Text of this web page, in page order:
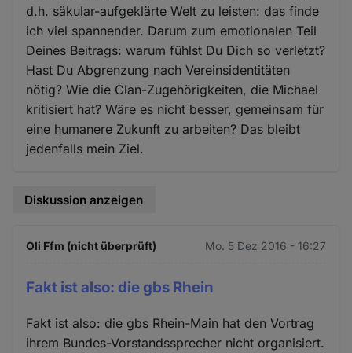
d.h. säkular-aufgeklärte Welt zu leisten: das finde
ich viel spannender. Darum zum emotionalen Teil
Deines Beitrags: warum fühlst Du Dich so verletzt?
Hast Du Abgrenzung nach Vereinsidentitäten
nötig? Wie die Clan-Zugehörigkeiten, die Michael
kritisiert hat? Wäre es nicht besser, gemeinsam für
eine humanere Zukunft zu arbeiten? Das bleibt
jedenfalls mein Ziel.
Diskussion anzeigen
Oli Ffm (nicht überprüft) Mo. 5 Dez 2016 - 16:27
Fakt ist also: die gbs Rhein
Fakt ist also: die gbs Rhein-Main hat den Vortrag
ihrem Bundes-Vorstandssprecher nicht organisiert.